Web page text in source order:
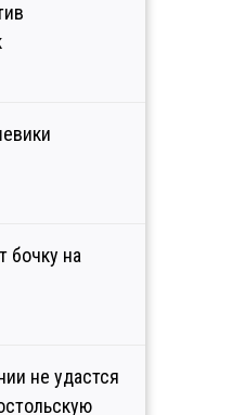
бочку на
не удастся